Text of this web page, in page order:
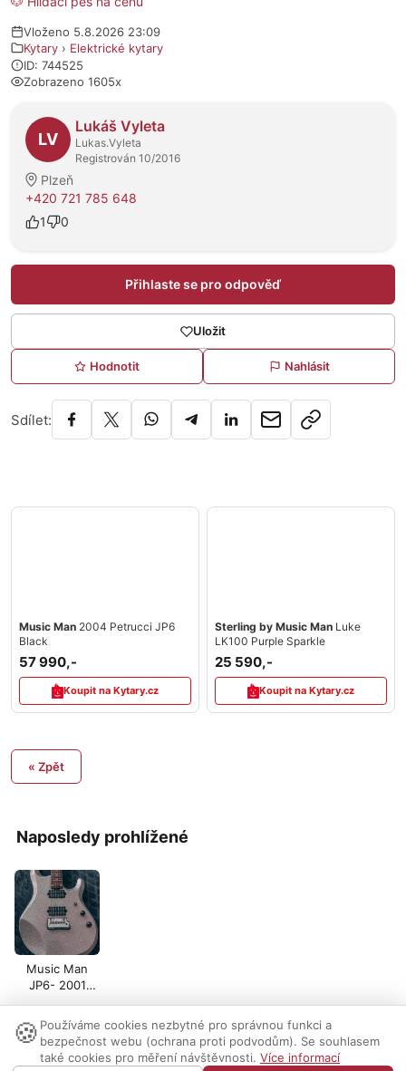
Naposledy prohlížené
Music Man
JP6- 2001
SPARKLE!
Vloženo 5.8.2026 23:09
Kytary › Elektrické kytary
ID: 744525
Zobrazeno 1605x
O prodejci
LV
Lukáš Vyleta
Lukas.Vyleta
Registrován 10/2016
Plzeň
+420 721 785 648
1
0
Přihlaste se pro odpověď
Uložit
Hodnotit Nahlásit
Sdílet:
Music Man 2004 Petrucci JP6
Black
57 990,-
Koupit na Kytary.cz
Sterling by Music Man Luke
LK100 Purple Sparkle
25 590,-
Koupit na Kytary.cz
« Zpět
Nastavení cookies | Vzhled:světlý tmavý | Kontakt
© 1999-2026 AUDIO PARTNER s.r.o.
🍪 Používáme cookies nezbytné pro správnou funkci a
bezpečnost webu (ochrana proti podvodům). Se souhlasem
také cookies pro měření návštěvnosti. Více informací